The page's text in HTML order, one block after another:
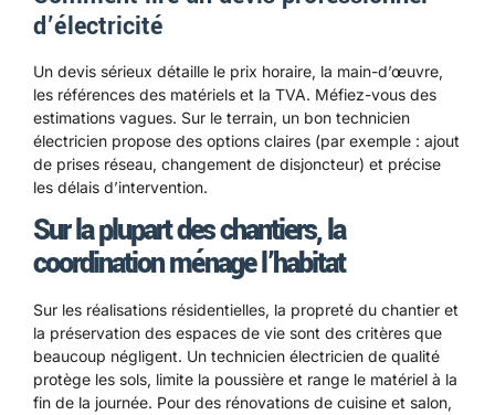
d’électricité
Un devis sérieux détaille le prix horaire, la main-d’œuvre,
les références des matériels et la TVA. Méfiez-vous des
estimations vagues. Sur le terrain, un bon technicien
électricien propose des options claires (par exemple : ajout
de prises réseau, changement de disjoncteur) et précise
les délais d’intervention.
Sur la plupart des chantiers, la
coordination ménage l’habitat
Sur les réalisations résidentielles, la propreté du chantier et
la préservation des espaces de vie sont des critères que
beaucoup négligent. Un technicien électricien de qualité
protège les sols, limite la poussière et range le matériel à la
fin de la journée. Pour des rénovations de cuisine et salon,